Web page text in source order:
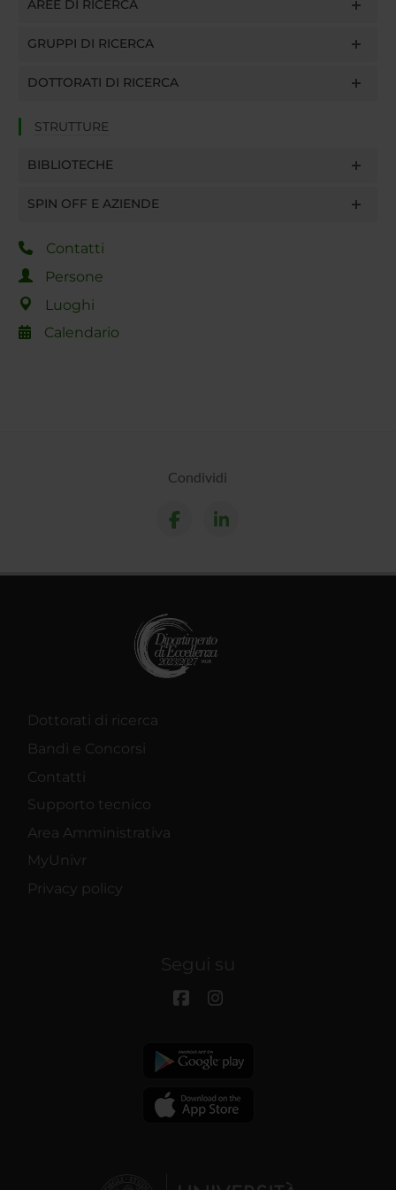
AREE DI RICERCA
GRUPPI DI RICERCA
DOTTORATI DI RICERCA
STRUTTURE
BIBLIOTECHE
SPIN OFF E AZIENDE
Contatti
Persone
Luoghi
Calendario
Condividi
Dottorati di ricerca
Bandi e Concorsi
Contatti
Supporto tecnico
Area Amministrativa
MyUnivr
Privacy policy
Segui su